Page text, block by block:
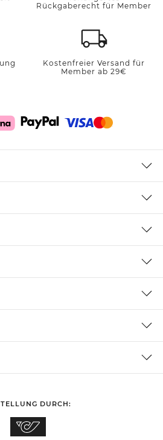
Rückgaberecht für Member
Kostenfreier Versand für
Member ab 29€
DURCH: